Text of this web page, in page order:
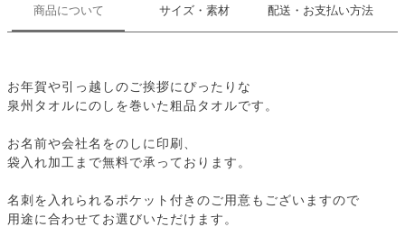
商品について サイズ・素材 配送・お支払い方法
お年賀や引っ越しのご挨拶にぴったりな
泉州タオルにのしを巻いた粗品タオルです。
お名前や会社名をのしに印刷、
袋入れ加工まで無料で承っております。
名刺を入れられるポケット付きのご用意もございますので
用途に合わせてお選びいただけます。